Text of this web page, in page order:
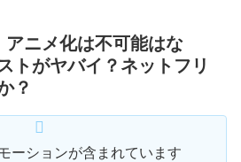
アニメ化は不可能はな
トがヤバイ？ネットフリ
？
ーションが含まれています